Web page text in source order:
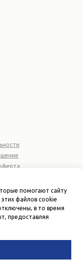
помогают сайту
файлов cookie
в то время
предоставляя